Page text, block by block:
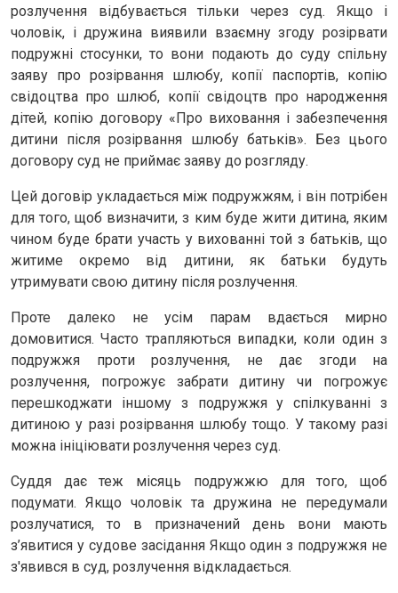
розлучення відбувається тільки через суд. Якщо і
чоловік, і дружина виявили взаємну згоду розірвати
подружні стосунки, то вони подають до суду спільну
заяву про розірвання шлюбу, копії паспортів, копію
свідоцтва про шлюб, копії свідоцтв про народження
дітей, копію договору «Про виховання і забезпечення
дитини після розірвання шлюбу батьків». Без цього
договору суд не приймає заяву до розгляду.
Цей договір укладається між подружжям, і він потрібен
для того, щоб визначити, з ким буде жити дитина, яким
чином буде брати участь у вихованні той з батьків, що
житиме окремо від дитини, як батьки будуть
утримувати свою дитину після розлучення.
Проте далеко не усім парам вдається мирно
домовитися. Часто трапляються випадки, коли один з
подружжя проти розлучення, не дає згоди на
розлучення, погрожує забрати дитину чи погрожує
перешкоджати іншому з подружжя у спілкуванні з
дитиною у разі розірвання шлюбу тощо. У такому разі
можна ініціювати розлучення через суд.
Суддя дає теж місяць подружжю для того, щоб
подумати. Якщо чоловік та дружина не передумали
розлучатися, то в призначений день вони мають
з’явитися у судове засідання Якщо один з подружжя не
з'явився в суд, розлучення відкладається.